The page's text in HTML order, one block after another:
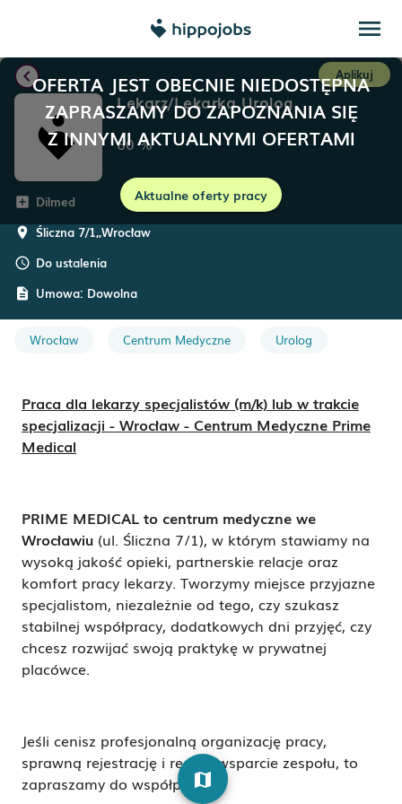
menu
OFERTA JEST OBECNIE NIEDOSTĘPNA
ZAPRASZAMY DO ZAPOZNANIA SIĘ
Z INNYMI AKTUALNYMI OFERTAMI
Aktualne oferty pracy
chevron_left Aplikuj
Lekarz/Lekarka Urolog
60%
add_box Dilmed
room Śliczna 7/1,,Wrocław
schedule Do ustalenia
description Umowa: Dowolna
Wrocław Centrum Medyczne Urolog
Praca dla lekarzy specjalistów (m/k) lub w trakcie
specjalizacji - Wrocław - Centrum Medyczne Prime
Medical
PRIME MEDICAL to centrum medyczne we
Wrocławiu (ul. Śliczna 7/1), w którym stawiamy na
wysoką jakość opieki, partnerskie relacje oraz
komfort pracy lekarzy. Tworzymy miejsce przyjazne
specjalistom, niezależnie od tego, czy szukasz
stabilnej współpracy, dodatkowych dni przyjęć, czy
chcesz rozwijać swoją praktykę w prywatnej
placówce.
Jeśli cenisz profesjonalną organizację pracy,
sprawną rejestrację i realne wsparcie zespołu, to
zapraszamy do współpracy.
map